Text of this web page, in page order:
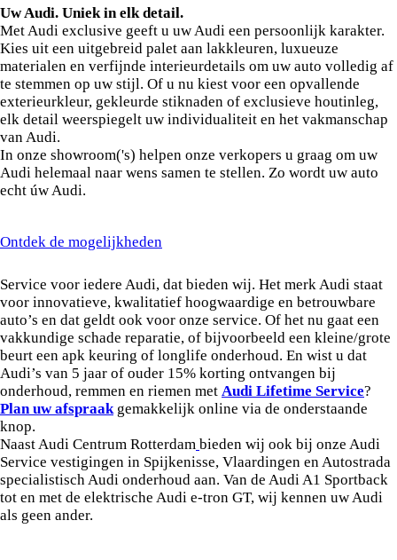
Uw Audi. Uniek in elk detail.
Met Audi exclusive geeft u uw Audi een persoonlijk karakter.
Kies uit een uitgebreid palet aan lakkleuren, luxueuze
materialen en verfijnde interieurdetails om uw auto volledig af
te stemmen op uw stijl. Of u nu kiest voor een opvallende
exterieurkleur, gekleurde stiknaden of exclusieve houtinleg,
elk detail weerspiegelt uw individualiteit en het vakmanschap
van Audi.
In onze showroom('s) helpen onze verkopers u graag om uw
Audi helemaal naar wens samen te stellen. Zo wordt uw auto
echt úw Audi.
Ontdek de mogelijkheden
Service voor iedere Audi, dat bieden wij. Het merk Audi staat
voor innovatieve, kwalitatief hoogwaardige en betrouwbare
auto’s en dat geldt ook voor onze service. Of het nu gaat een
vakkundige schade reparatie, of bijvoorbeeld een kleine/grote
beurt een apk keuring of longlife onderhoud. En wist u dat
Audi’s van 5 jaar of ouder 15% korting ontvangen bij
onderhoud, remmen en riemen met Audi Lifetime Service?
Plan uw afspraak gemakkelijk online via de onderstaande
knop.
Naast Audi Centrum Rotterdam bieden wij ook bij onze Audi
Service vestigingen in Spijkenisse, Vlaardingen en Autostrada
specialistisch Audi onderhoud aan. Van de Audi A1 Sportback
tot en met de elektrische Audi e-tron GT, wij kennen uw Audi
als geen ander.